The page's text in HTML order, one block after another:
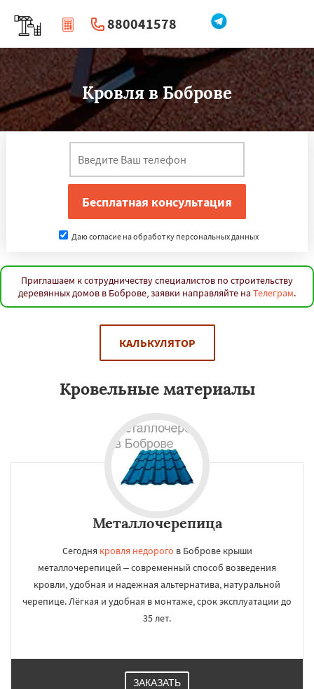
880041578
| Перезвоните мне
Кровля в Боброве
Даю согласие на обработку персональных данных
Приглашаем к сотрудничеству специалистов по строительству
деревянных домов в Боброве, заявки направляйте на Телеграм.
КАЛЬКУЛЯТОР
Кровельные материалы
Металлочерепица
Сегодня кровля недорого в Боброве крыши
металлочерепицей – современный способ возведения
кровли, удобная и надежная альтернатива, натуральной
черепице. Лёгкая и удобная в монтаже, срок эксплуатации до
35 лет.
ЗАКАЗАТЬ